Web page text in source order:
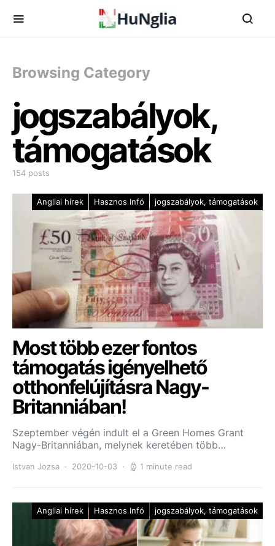
Browsing Category
jogszabályok,
támogatások
154 posts
Angliai hírek Hasznos Infó jogszabályok, támogatások
Most több ezer fontos
támogatás igényelhető
otthonfelújításra Nagy-
Britanniában!
Szeptember végén indult el a Green Homes Grant
Nagy-Britanniában, melynek keretében több…
Istvan Jozsa 2020-10-03 1 minute read
Angliai hírek Hasznos Infó jogszabályok, támogatások